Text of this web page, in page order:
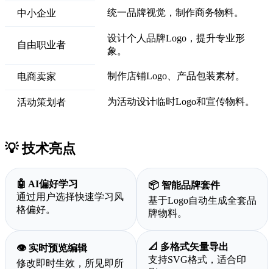
中小企业 统一品牌视觉，制作商务物料。
自由职业者
设计个人品牌Logo，提升专业形
象。
电商卖家 制作店铺Logo、产品包装素材。
活动策划者 为活动设计临时Logo和宣传物料。
💡 技术亮点
🤖 AI偏好学习
通过用户选择快速学习风
格偏好。
📦 智能品牌套件
基于Logo自动生成全套品
牌物料。
👁️ 实时预览编辑
修改即时生效，所见即所
📐 多格式矢量导出
支持SVG格式，适合印